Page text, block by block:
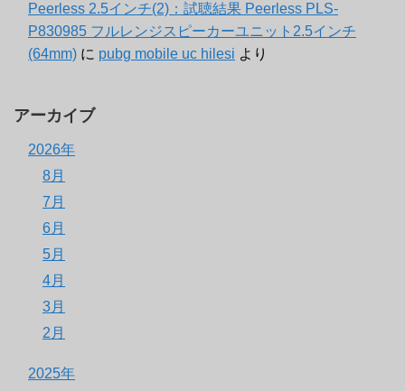
Peerless 2.5インチ(2)：試聴結果 Peerless PLS-
P830985 フルレンジスピーカーユニット2.5インチ
(64mm) に pubg mobile uc hilesi より
アーカイブ
2026年
8月
7月
6月
5月
4月
3月
2月
2025年